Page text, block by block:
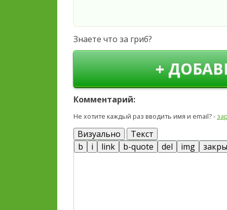
Знаете что за гриб?
+
Комментарий:
Не хотите каждый раз вводить имя и email? -
Визуально Текст